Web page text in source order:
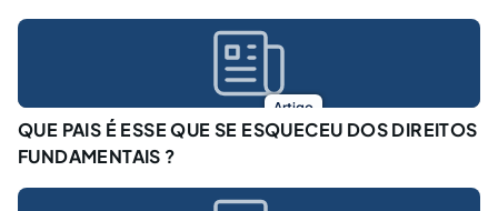
Artigo
QUE PAIS É ESSE QUE SE ESQUECEU DOS DIREITOS
FUNDAMENTAIS ?